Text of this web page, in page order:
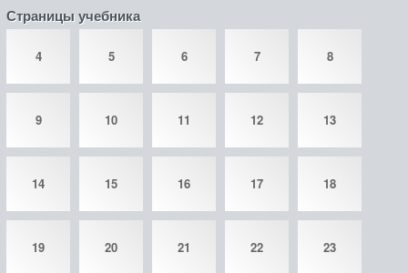
Страницы учебника
4 5 6 7 8
9 10 11 12 13
14 15 16 17 18
19 20 21 22 23